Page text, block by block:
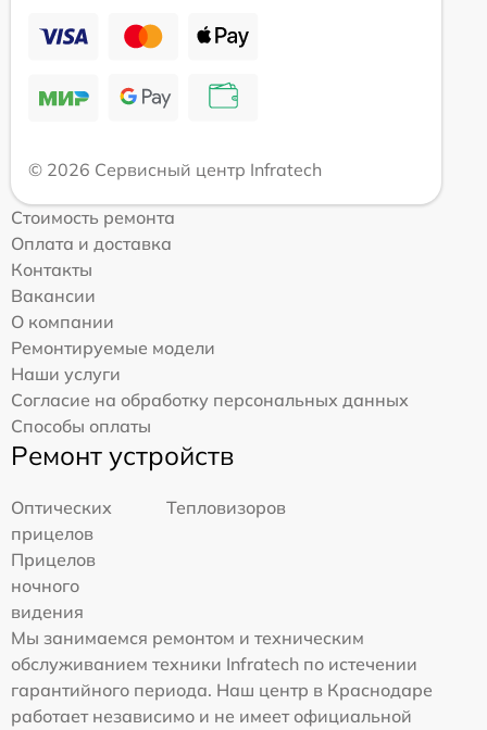
© 2026 Сервисный центр Infratech
Стоимость ремонта
Оплата и доставка
Контакты
Вакансии
О компании
Ремонтируемые модели
Наши услуги
Согласие на обработку персональных данных
Способы оплаты
Ремонт устройств
Оптических
прицелов
Тепловизоров
Прицелов
ночного
видения
Мы занимаемся ремонтом и техническим
обслуживанием техники Infratech по истечении
гарантийного периода. Наш центр в Краснодаре
работает независимо и не имеет официальной